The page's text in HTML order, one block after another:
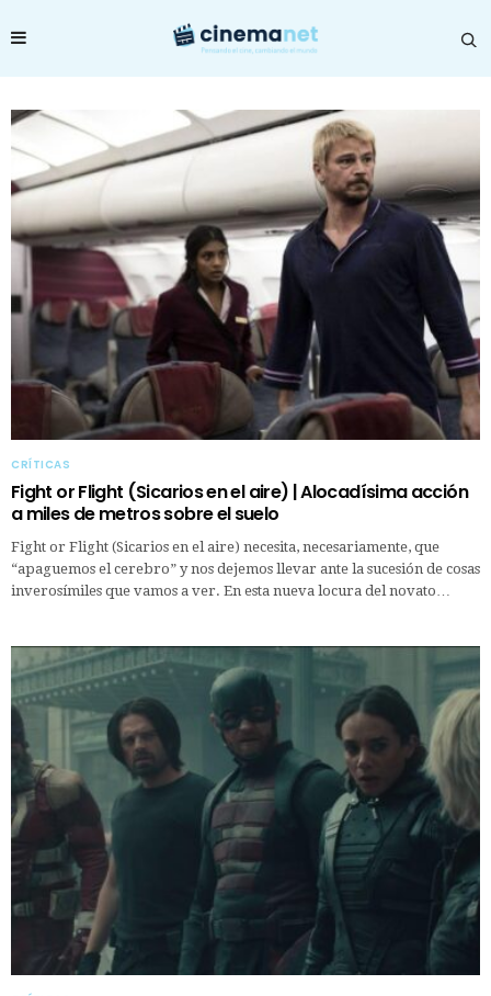
CRÍTICAS
Fight or Flight (Sicarios en el aire) | Alocadísima acción
a miles de metros sobre el suelo
Fight or Flight (Sicarios en el aire) necesita, necesariamente, que
“apaguemos el cerebro” y nos dejemos llevar ante la sucesión de cosas
inverosímiles que vamos a ver. En esta nueva locura del novato…